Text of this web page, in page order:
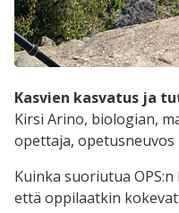
Kasvien kasvatus ja
Kirsi Arino, biologian,
opettaja, opetusneuvos
Kuinka suoriutua
että oppilaatkin